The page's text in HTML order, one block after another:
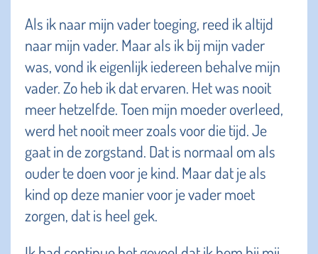
Als ik naar mijn vader toeging, reed ik altijd
naar mijn vader. Maar als ik bij mijn vader
was, vond ik eigenlijk iedereen behalve mijn
vader. Zo heb ik dat ervaren. Het was nooit
meer hetzelfde. Toen mijn moeder overleed,
werd het nooit meer zoals voor die tijd. Je
gaat in de zorgstand. Dat is normaal om als
ouder te doen voor je kind. Maar dat je als
kind op deze manier voor je vader moet
zorgen, dat is heel gek.